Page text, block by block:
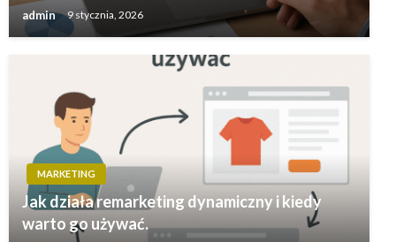
admin 9 stycznia, 2026
MARKETING
Jak działa remarketing dynamiczny i kiedy
warto go używać.